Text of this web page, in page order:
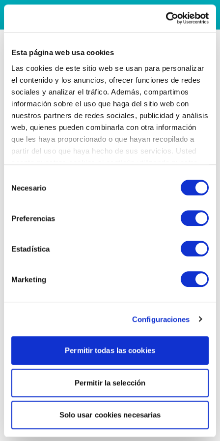
Esta página web usa cookies
Las cookies de este sitio web se usan para personalizar
el contenido y los anuncios, ofrecer funciones de redes
sociales y analizar el tráfico. Además, compartimos
información sobre el uso que haga del sitio web con
nuestros partners de redes sociales, publicidad y análisis
web, quienes pueden combinarla con otra información
que les haya proporcionado o que hayan recopilado a
partir del uso que haya hecho de sus servicios. Usted
Necesario
Preferencias
Estadística
Marketing
Configuraciones
Permitir todas las cookies
Permitir la selección
Solo usar cookies necesarias